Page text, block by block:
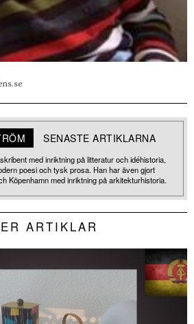
SENASTE ARTIKLARNA
med inriktning på litteratur och idéhistoria,
poesi och tysk prosa. Han har även gjort
Köpenhamn med inriktning på arkitekturhistoria.
ARTIKLAR